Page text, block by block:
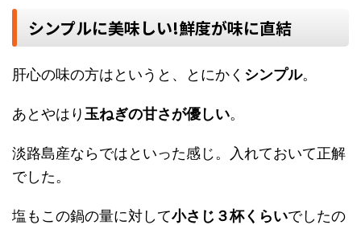
シンプルに美味しい!鮮度が味に直結
肝心の味の方はというと、とにかく シンプル。
あとやはり 玉ねぎの甘さが優しい。
淡路島産ならではといった感じ。入れておいて正解
でした。
塩もこの鍋の量に対して小さじ３杯くらいでしたの